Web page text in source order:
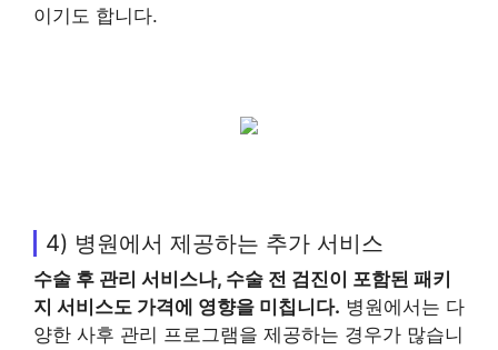
이기도 합니다.
4) 병원에서 제공하는 추가 서비스
수술 후 관리 서비스나, 수술 전 검진이 포함된 패키
지 서비스도 가격에 영향을 미칩니다. 병원에서는 다
양한 사후 관리 프로그램을 제공하는 경우가 많습니